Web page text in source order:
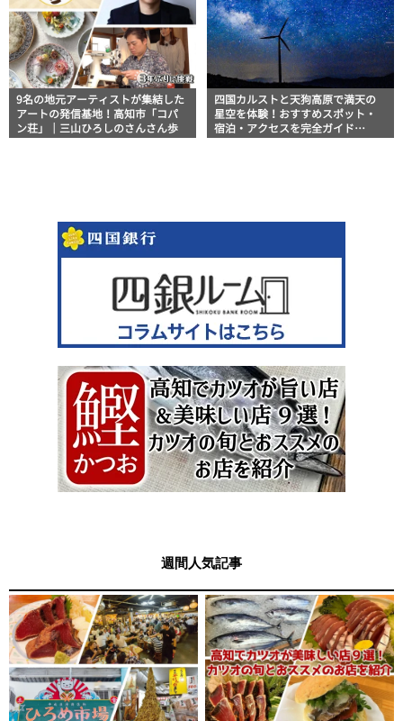
9名の地元アーティストが集結した
アートの発信基地！高知市「コパ
ン荘」｜三山ひろしのさんさん歩
四国カルストと天狗高原で満天の
星空を体験！おすすめスポット・
宿泊・アクセスを完全ガイド
週間人気記事